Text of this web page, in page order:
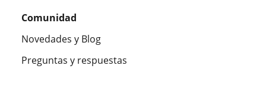
Comunidad
Novedades y Blog
Preguntas y respuestas